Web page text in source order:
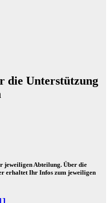
die Unterstützung
jeweiligen Abteilung. Über die
erhaltet Ihr Infos zum jeweiligen